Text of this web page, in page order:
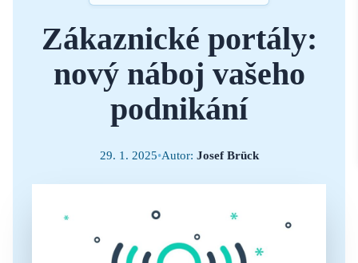
Zákaznické portály:
nový náboj vašeho
podnikání
29. 1. 2025•Autor: Josef Brück